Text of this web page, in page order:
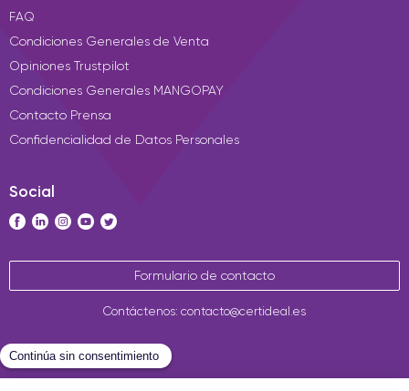
FAQ
Condiciones Generales de Venta
Opiniones Trustpilot
Condiciones Generales MANGOPAY
Contacto Prensa
Confidencialidad de Datos Personales
Social
Formulario de contacto
Contáctenos: contacto@certideal.es